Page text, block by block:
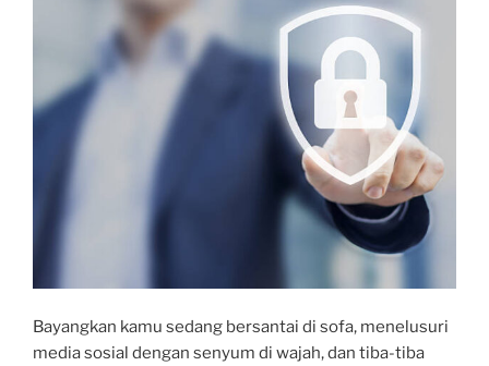
Bayangkan kamu sedang bersantai di sofa, menelusuri
media sosial dengan senyum di wajah, dan tiba-tiba